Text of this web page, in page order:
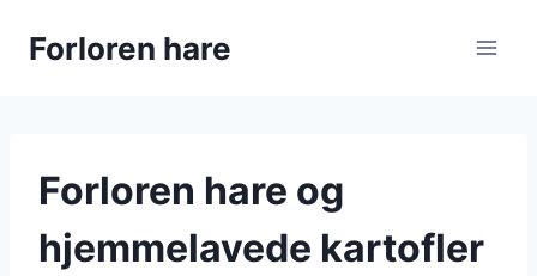
Forloren hare
Forloren hare og
hjemmelavede kartofler